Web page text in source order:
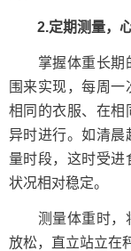
2.定期测量，心
掌握体重长期的
围来实现，每周
相同的衣服、在相
异时进行。如清晨
量时段，这时受
状况相对稳定。
测量体重时，将
放松，直立站立在